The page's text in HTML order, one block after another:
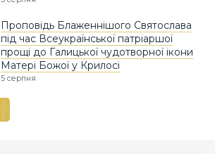
Проповідь Блаженнішого Святослава
під час Всеукраїнської патріаршої
прощі до Галицької чудотворної ікони
Матері Божої у Крилосі
5 серпня